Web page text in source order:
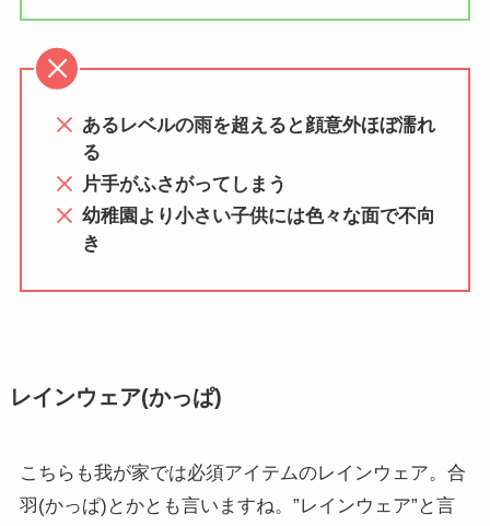
あるレベルの雨を超えると顔意外ほぼ濡れ
る
片手がふさがってしまう
幼稚園より小さい子供には色々な面で不向
き
レインウェア(かっぱ)
こちらも我が家では必須アイテムのレインウェア。合
羽(かっぱ)とかとも言いますね。”レインウェア”と言